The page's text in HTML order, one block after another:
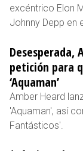
excéntrico Elon
Johnny Depp en
Desesperada,
petición para
‘Aquaman’
Amber Heard
'Aquaman', así
Fantásticos'.